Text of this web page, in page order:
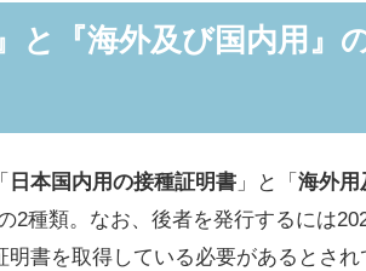
と『海外及び国内用』
日本国内用の接種証明書 」と「 海外用
2種類。なお、後者を発行するには
書を取得している必要があるとされ